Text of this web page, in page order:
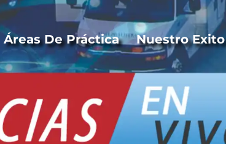
Áreas De Práctica Nuestro Exito